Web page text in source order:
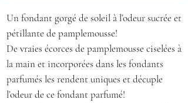
Un fondant gorgé de soleil à l’odeur sucrée et
pétillante de pamplemousse!
De vraies écorces de pamplemousse ciselées à
la main et incorporées dans les fondants
parfumés les rendent uniques et décuple
l’odeur de ce fondant parfumé!